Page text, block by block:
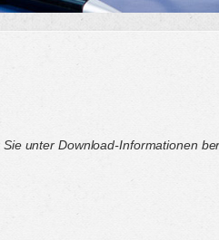
unter Download-Informationen